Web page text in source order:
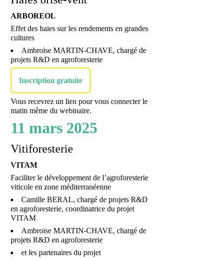
ARBOREOL
Effet des haies sur les rendements en grandes
cultures
Ambroise MARTIN-CHAVE, chargé de
projets R&D en agroforesterie
Inscription gratuite
Vous recevrez un lien pour vous connecter le
matin même du webinaire.
11 mars 2025
Vitiforesterie
VITAM
Faciliter le développement de l’agroforesterie
viticole en zone méditerranéenne
Camille BERAL, chargé de projets R&D
en agroforesterie, coordinatrice du projet
VITAM
Ambroise MARTIN-CHAVE, chargé de
projets R&D en agroforesterie
et les partenaires du projet